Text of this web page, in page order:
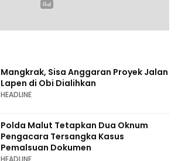
Mangkrak, Sisa Anggaran Proyek Jalan
Lapen di Obi Dialihkan
HEADLINE
Polda Malut Tetapkan Dua Oknum
Pengacara Tersangka Kasus
Pemalsuan Dokumen